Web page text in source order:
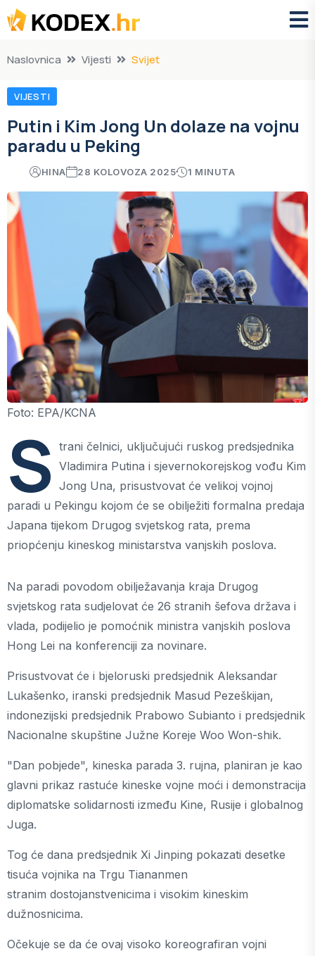
Naslovnica Vijesti Svijet
VIJESTI
Putin i Kim Jong Un dolaze na vojnu
paradu u Peking
HINA 28 KOLOVOZA 2025 1 MINUTA
Foto: EPA/KCNA
S trani čelnici, uključujući ruskog predsjednika
Vladimira Putina i sjevernokorejskog vođu Kim
Jong Una, prisustvovat će velikoj vojnoj
paradi u Pekingu kojom će se obilježiti formalna predaja
Japana tijekom Drugog svjetskog rata, prema
priopćenju kineskog ministarstva vanjskih poslova.
Na paradi povodom obilježavanja kraja Drugog
svjetskog rata sudjelovat će 26 stranih šefova država i
vlada, podijelio je pomoćnik ministra vanjskih poslova
Hong Lei na konferenciji za novinare.
Prisustvovat će i bjeloruski predsjednik Aleksandar
Lukašenko, iranski predsjednik Masud Pezeškijan,
indonezijski predsjednik Prabowo Subianto i predsjednik
Nacionalne skupštine Južne Koreje Woo Won-shik.
"Dan pobjede", kineska parada 3. rujna, planiran je kao
glavni prikaz rastuće kineske vojne moći i demonstracija
diplomatske solidarnosti između Kine, Rusije i globalnog
Juga.
Tog će dana predsjednik Xi Jinping pokazati desetke
tisuća vojnika na Trgu Tiananmen
stranim dostojanstvenicima i visokim kineskim
dužnosnicima.
Očekuje se da će ovaj visoko koreografiran vojni